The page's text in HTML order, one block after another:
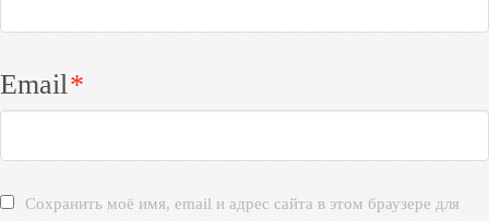
Email*
Сохранить моё имя, email и адрес сайта в этом браузере для